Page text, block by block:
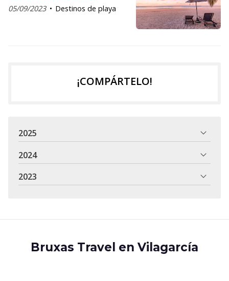
05/09/2023 Destinos de playa
¡COMPÁRTELO!
2025
2024
2023
Bruxas Travel en Vilagarcía